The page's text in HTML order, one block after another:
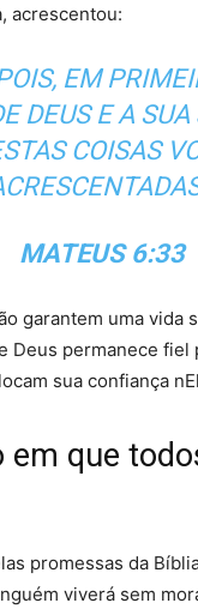
acrescentou:
EM
DEUS E A
COISAS
MATEUS 6:33
garantem uma vida
Deus permanece fiel
sua confiança
em que
promessas da
viverá sem